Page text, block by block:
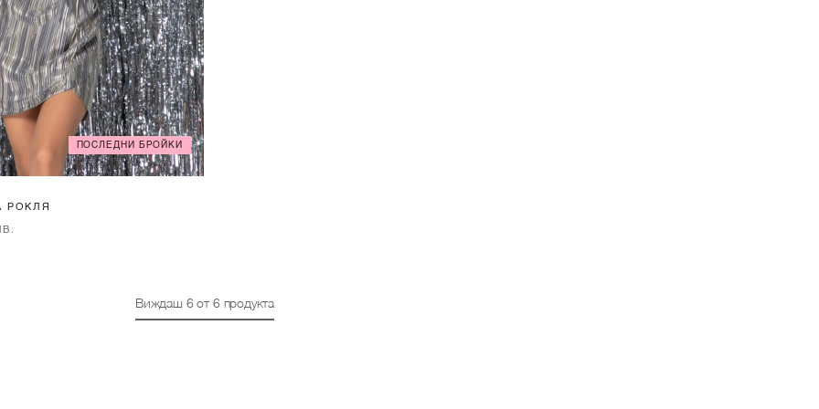
ПОСЛЕДНИ БРОЙКИ
M
РОКЛЯ
Виждаш 6 от 6 продукта